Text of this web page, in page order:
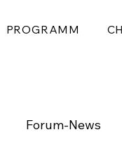
PROGRAMM
Forum-News